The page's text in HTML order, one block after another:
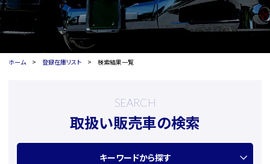
ホーム 登録在庫リスト 検索結果一覧
SEARCH
取扱い販売車の検索
キーワードから探す